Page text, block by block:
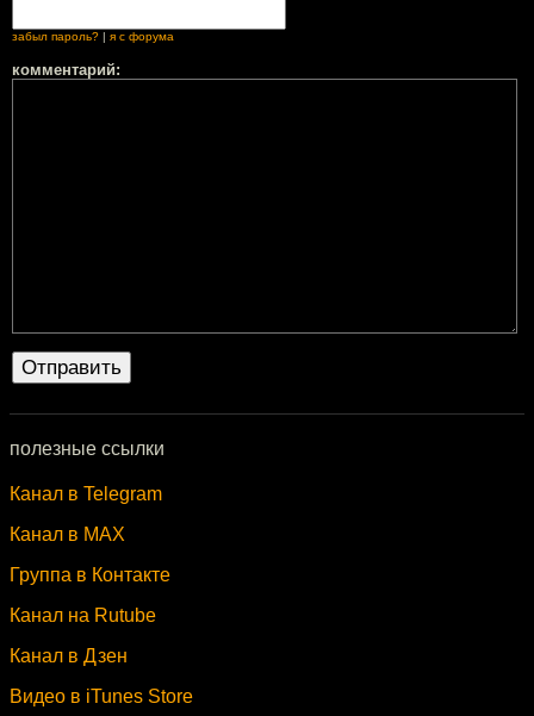
забыл пароль? я с форума
комментарий:
полезные ссылки
Канал в Telegram
Канал в MAX
Группа в Контакте
Канал на Rutube
Канал в Дзен
Видео в iTunes Store